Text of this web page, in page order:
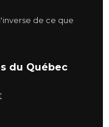
de ce que
du Québec